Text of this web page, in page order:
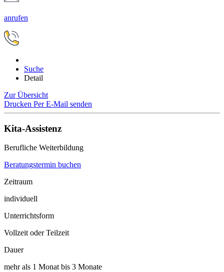
anrufen
Suche
Detail
Zur Übersicht
Drucken Per E-Mail senden
Kita-Assistenz
Berufliche Weiterbildung
Beratungstermin buchen
Zeitraum
individuell
Unterrichtsform
Vollzeit oder Teilzeit
Dauer
mehr als 1 Monat bis 3 Monate